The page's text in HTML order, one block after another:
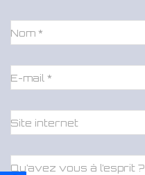
Nom *
E-mail *
Site internet
Qu’avez vous à l’esprit ?